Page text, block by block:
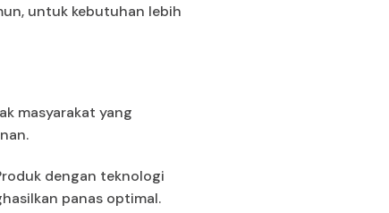
untuk kebutuhan lebih
masyarakat yang
dengan teknologi
panas optimal.